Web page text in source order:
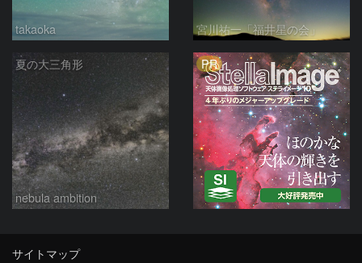
takaoka 宮川祐一「福井星の会」
夏の大三角形
nebula ambition
PR
サイトマップ